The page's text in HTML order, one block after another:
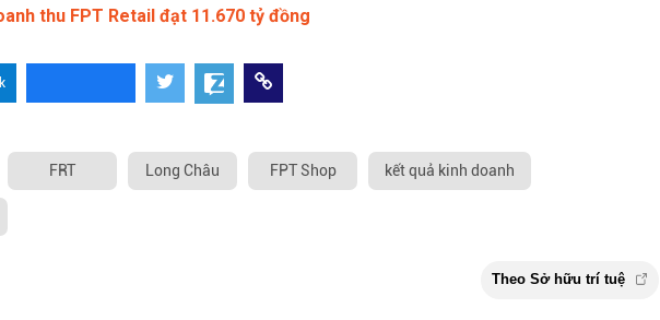
thu FPT Retail đạt 11.670 tỷ đồng
FRT Long Châu FPT Shop kết quả kinh doanh